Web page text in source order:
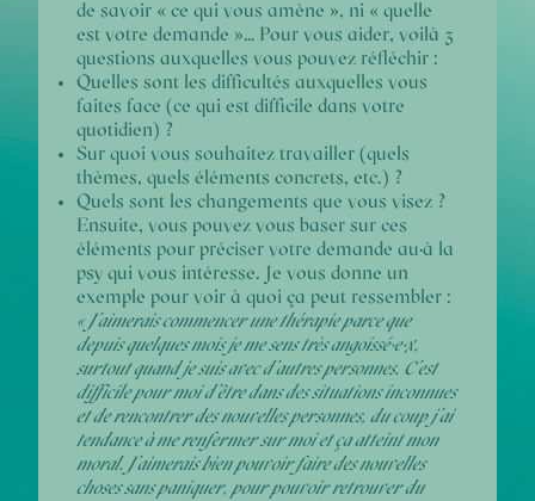
de savoir « ce qui vous amène », ni « quelle
est votre demande »… Pour vous aider, voilà 3
questions auxquelles vous pouvez réfléchir :
Quelles sont les difficultés auxquelles vous
faites face (ce qui est difficile dans votre
quotidien) ?
Sur quoi vous souhaitez travailler (quels
thèmes, quels éléments concrets, etc.) ?
Quels sont les changements que vous visez ?
Ensuite, vous pouvez vous baser sur ces
éléments pour préciser votre demande au·à la
psy qui vous intéresse.
Je vous donne un
exemple pour voir à quoi ça peut ressembler :
« J’aimerais commencer une thérapie parce que
depuis quelques mois je me sens très angoissé·e·x,
surtout quand je suis avec d’autres personnes. C’est
difficile pour moi d’être dans des situations inconnues
et de rencontrer des nouvelles personnes, du coup j’ai
tendance à me renfermer sur moi et ça atteint mon
moral. J’aimerais bien pouvoir faire des nouvelles
choses sans paniquer, pour pouvoir retrouver du